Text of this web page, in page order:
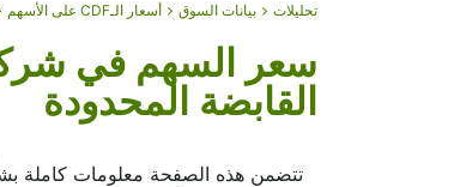
تحليلات بيانات السوق أسعار الـCDF على الأسهم
سعر السهم في شركة
القابضة المحدودة
تتضمن هذه الصفحة معلومات كاملة